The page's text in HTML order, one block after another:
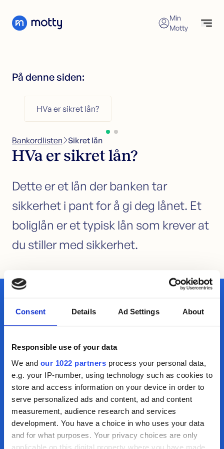
Consent Details Ad Settings About
Responsible use of your data
We and our 1022 partners process your personal data,
e.g. your IP-number, using technology such as cookies to
store and access information on your device in order to
serve personalized ads and content, ad and content
measurement, audience research and services
development. You have a choice in who uses your data
and for what purposes. Your privacy choices are only
applicable on this digital property where you have made
Min
Motty
Refinansiering
Kundeservice
Søk forbrukslån
Forbrukslånskalkulator
Refinansiering
Refinansiering uten sikkerhet
Refinansiering med sikkerhet
Kredittkort
Søk kredittkort
Kredittkortkalkulator
Sikkerhet i bolig
Søk lån med sikkerhet i bolig
Boliglånskalkulator
Kundeservice
Artikler
Bankordlisten>Sikret lån
HVa er sikret lån?
Dette er et lån der banken tar
sikkerhet i pantfor å gi deg lånet. Et
boliglån er et typisk lån som krever at
du stiller med sikkerhet.
På denne siden:
HVa er sikret lån?
Kontakt oss
Du skal alltid få god hjelp og veiledning av alle
som jobber i Motty. Våre rådgivere har lang
erfaring og vil hjelpe deg videre med tanke på
dine behov og forutsetninger.
Ring oss
+47 69 36 06 66